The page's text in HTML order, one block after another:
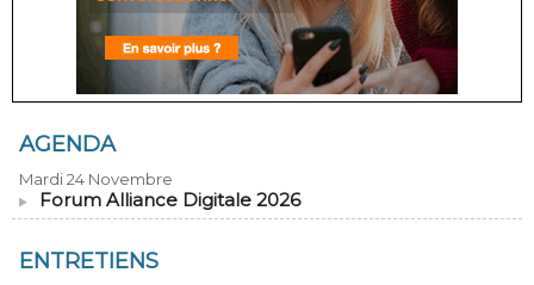
AGENDA
Mardi 24 Novembre
Forum Alliance Digitale 2026
ENTRETIENS